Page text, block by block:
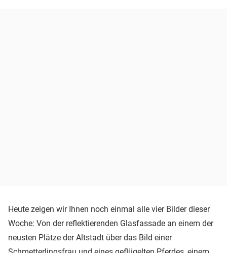
Heute zeigen wir Ihnen noch einmal alle vier Bilder dieser
Woche: Von der reflektierenden Glasfassade an einem der
neusten Plätze der Altstadt über das Bild einer